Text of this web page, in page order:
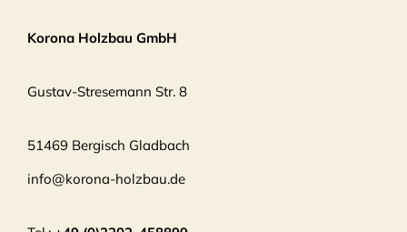
Korona Holzbau GmbH
Gustav-Stresemann Str. 8
51469 Bergisch Gladbach
info@korona-holzbau.de